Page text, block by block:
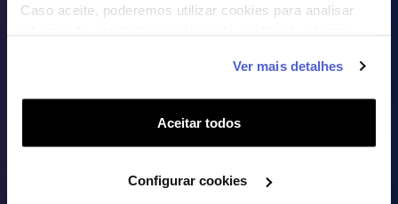
Caso aceite, poderemos utilizar cookies para analisar
funcionalidades (cookies de personalização e
funcionalidade) e adaptar anúncios aos seus interesses
(cookies de publicidade personalizada). Pode gerir a
Ver mais detalhes
Aceitar todos
Configurar cookies